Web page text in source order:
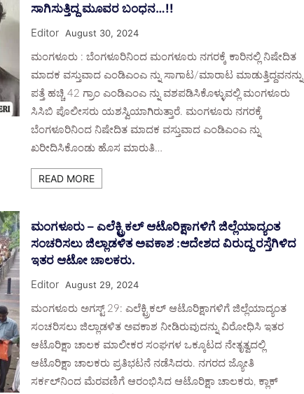
ಸಾಗಿಸುತ್ತಿದ್ದ ಮೂವರ ಬಂಧನ…!!
Editor August 30, 2024
ಮಂಗಳೂರು : ಬೆಂಗಳೂರಿನಿಂದ ಮಂಗಳೂರು ನಗರಕ್ಕೆ ಕಾರಿನಲ್ಲಿ ನಿಷೇದಿತ
ಮಾದಕ ವಸ್ತುವಾದ ಎಂಡಿಎಂಎ ನ್ನು ಸಾಗಾಟ/ಮಾರಾಟ ಮಾಡುತ್ತಿದ್ದವನನ್ನು
ಪತ್ತೆ ಹಚ್ಚಿ 42 ಗ್ರಾಂ ಎಂಡಿಎಂಎ ನ್ನು ವಶಪಡಿಸಿಕೊಳ್ಳುವಲ್ಲಿ ಮಂಗಳೂರು
ಸಿಸಿಬಿ ಪೊಲೀಸರು ಯಶಸ್ವಿಯಾಗಿರುತ್ತಾರೆ. ಮಂಗಳೂರು ನಗರಕ್ಕೆ
ಬೆಂಗಳೂರಿನಿಂದ ನಿಷೇದಿತ ಮಾದಕ ವಸ್ತುವಾದ ಎಂಡಿಎಂಎ ನ್ನು
ಖರೀದಿಸಿಕೊಂಡು ಹೊಸ ಮಾರುತಿ…
READ MORE
ಮಂಗಳೂರು – ಎಲೆಕ್ಟ್ರಿಕಲ್ ಆಟೊರಿಕ್ಷಾಗಳಿಗೆ ಜಿಲ್ಲೆಯಾದ್ಯಂತ
ಸಂಚರಿಸಲು ಜಿಲ್ಲಾಡಳಿತ ಅವಕಾಶ :ಆದೇಶದ ವಿರುದ್ದ ರಸ್ತೆಗಿಳಿದ
ಇತರ ಆಟೋ ಚಾಲಕರು.
Editor August 29, 2024
ಮಂಗಳೂರು ಅಗಸ್ಟ್ 29: ಎಲೆಕ್ಟ್ರಿಕಲ್ ಆಟೊರಿಕ್ಷಾಗಳಿಗೆ ಜಿಲ್ಲೆಯಾದ್ಯಂತ
ಸಂಚರಿಸಲು ಜಿಲ್ಲಾಡಳಿತ ಅವಕಾಶ ನೀಡಿರುವುದನ್ನು ವಿರೋಧಿಸಿ ಇತರ
ಆಟೊರಿಕ್ಷಾ ಚಾಲಕ ಮಾಲೀಕರ ಸಂಘಗಳ ಒಕ್ಕೂಟದ ನೇತೃತ್ವದಲ್ಲಿ
ಆಟೊರಿಕ್ಷಾ ಚಾಲಕರು ಪ್ರತಿಭಟನೆ‌ ನಡೆಸಿದರು. ನಗರದ ಜ್ಯೋತಿ
ಸರ್ಕಲ್‌ನಿಂದ ಮೆರವಣಿಗೆ ಆರಂಭಿಸಿದ ಆಟೊರಿಕ್ಷಾ ಚಾಲಕರು, ಕ್ಲಾಕ್